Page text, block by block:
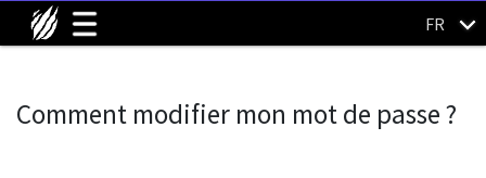
FR
Comment modifier mon mot de passe ?